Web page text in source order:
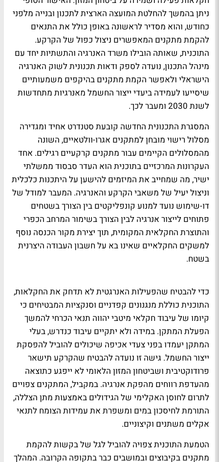
ניתן בהמשך להחלטת המועצה הארצית לתכנון ובנייה מלפני
כחודש, והוא מסדיר לראשונה באופן כולל את התנאים
להקמת מתקנים המאפשרים ניצול כפול של הקרקע.
התוכנית, שאותה הובילו משרד האנרגיה והתשתיות יחד עם
מינהל התכנון, נועדה לספק ודאות תכנונית לשוק האנרגיה
הישראלי ולאפשר הקמת מתקנים בהיקפים משמעותיים
שיסייעו לעמידה ביעדי ייצור החשמל מאנרגיות מתחדשות
לשנת 2030 ומעבר לכך.
המסגרת התכנונית החדשה קובעת סטנדרט אחיד ומגדירה
מסלול רישוי מובחן למתקנים אגרו-וולטאיים, השונה
מהמסלולים הקיימים עבור מתקנים קרקעיים רגילים. אחד
העקרונות המרכזיים בתוכנית הוא העדר סבסוד ממשלתי
ישיר, מה שמחייב את המיזמים להישען על היתכנות כלכלית
וניצול יעיל של משאבי הקרקע והאנרגיה. המעבר למודל של
דו-שימוש נועד למנוע קונפליקטים בין הצורך בשטחים
פתוחים לייצור אנרגיה לבין הצורך בשימור המרחב הכפרי
והתוצרת החקלאית המקומית, תוך יצירת מקור הכנסה נוסף
למשקים החקלאיים שאינו בא על חשבון העבודה היצרנית
בשטח.
כדי להבטיח שהפעילות האנרגטית לא תדחק את החקלאות,
התוכנית כוללת מנגנונים קפדניים וסנקציות המבטיחים כי
קיומו של עיבוד חקלאי מיטבי יהווה תנאי הכרחי להמשך
הפעלת המתקן. במידה ולא יתקיים עיבוד כנדרש, בעלי
המתקן יעמדו בפני צעדי אכיפה שיכולים להוביל להפסקת
ייצור החשמל. גישה זו נועדה להבטיח שהקרקע תישאר
פרודוקטיבית ושביטחון המזון הלאומי לא ייפגע כתוצאה
מהעדפת רווחים מהפקת אנרגיה. במקביל, המתקנים צפויים
לתרום לחוסן האקלימי של הגידולים באמצעות מתן הצללה,
התורמת לחיסכון במים ומשפרת את עמידות הצומח לתנאי
אקלים משתנים וקיצוניים.
הטמעת התוכנית צפויה להוביל לגל של בקשות להקמת
מתקנים בקיבוצים ובמושבים כבר בתקופה הקרובה. המהלך